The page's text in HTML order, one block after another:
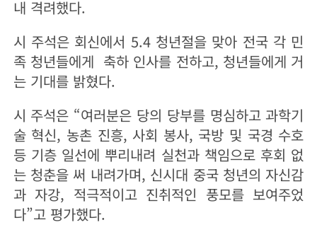
내 격려했다.
시 주석은 회신에서 5.4 청년절을 맞아 전국 각 민
족 청년들에게 축하 인사를 전하고, 청년들에게 거
는 기대를 밝혔다.
시 주석은 “여러분은 당의 당부를 명심하고 과학기
술 혁신, 농촌 진흥, 사회 봉사, 국방 및 국경 수호
등 기층 일선에 뿌리내려 실천과 책임으로 후회 없
는 청춘을 써 내려가며, 신시대 중국 청년의 자신감
과 자강, 적극적이고 진취적인 풍모를 보여주었
다”고 평가했다.